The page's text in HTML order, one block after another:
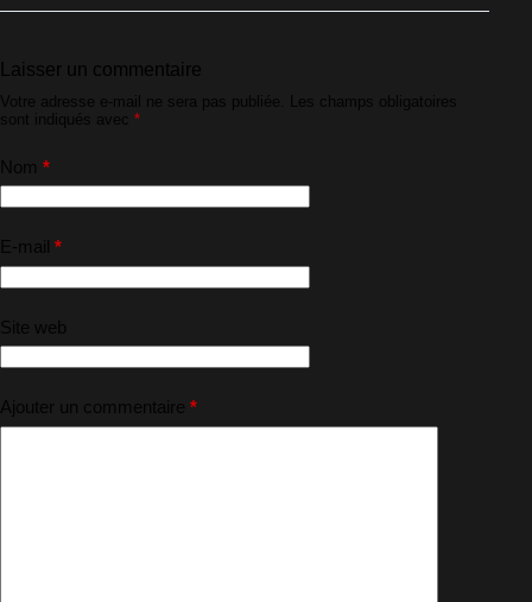
Laisser un commentaire
Votre adresse e-mail ne sera pas publiée.
Les champs obligatoires
sont indiqués avec *
Nom *
E-mail *
Site web
Ajouter un commentaire *